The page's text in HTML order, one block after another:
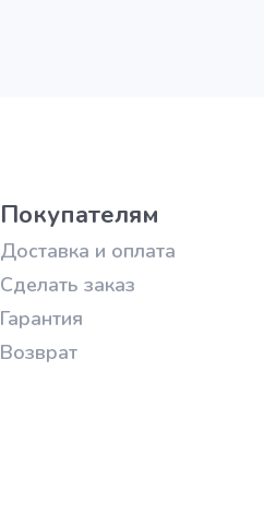
Покупателям
Доставка и оплата
Сделать заказ
Гарантия
Возврат